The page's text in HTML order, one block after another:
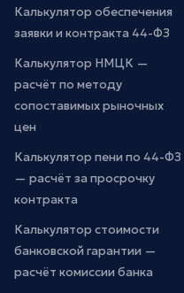
Калькулятор обеспечения
заявки и контракта 44-ФЗ
Калькулятор НМЦК —
расчёт по методу
сопоставимых рыночных
цен
Калькулятор пени по 44-ФЗ
— расчёт за просрочку
контракта
Калькулятор стоимости
банковской гарантии —
расчёт комиссии банка